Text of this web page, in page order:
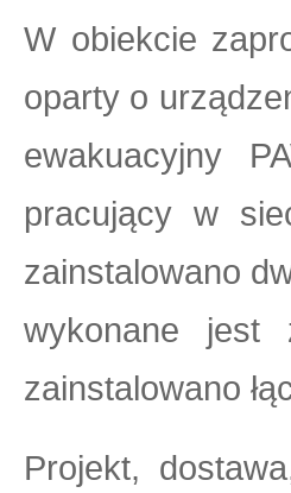
W obiekcie
oparty o
ewakuacyjny
pracujący w
zainstalowano
wykonane jest
zainstalowano
Projekt,